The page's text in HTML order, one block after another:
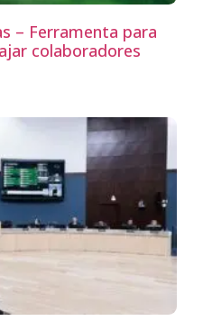
– Ferramenta para
colaboradores